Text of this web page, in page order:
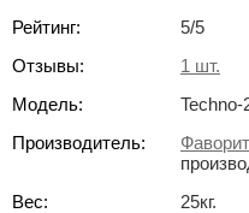
Рейтинг:
5/5
Отзывы:
1 шт.
Модель:
Techno-
Производитель:
Вес:
25кг.